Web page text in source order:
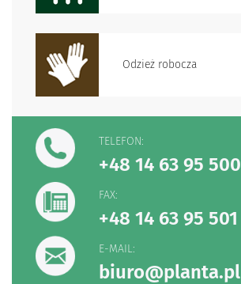
Odzież robocza
TELEFON:
+48 14 63 95 500
FAX:
+48 14 63 95 501
E-MAIL:
biuro@planta.pl